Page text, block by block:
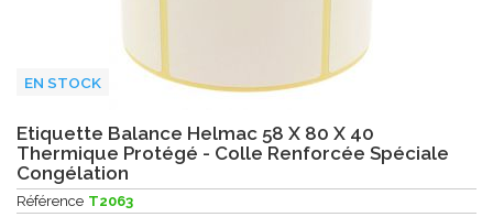
EN STOCK
Etiquette Balance Helmac 58 X 80 X 40
Thermique Protégé - Colle Renforcée Spéciale
Congélation
Référence T2063